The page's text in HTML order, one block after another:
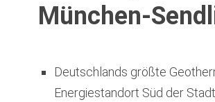
München-
Deutschlands größte
Energiestandort Süd der